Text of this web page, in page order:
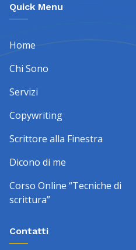
Quick Menu
Home
Chi Sono
Servizi
Copywriting
Scrittore alla Finestra
Dicono di me
Corso Online “Tecniche di
scrittura”
Contatti